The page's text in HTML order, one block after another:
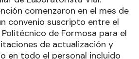
comenzaron en el mes de
convenio suscripto entre el
de Formosa para el
de actualización y
en todo el personal incluido